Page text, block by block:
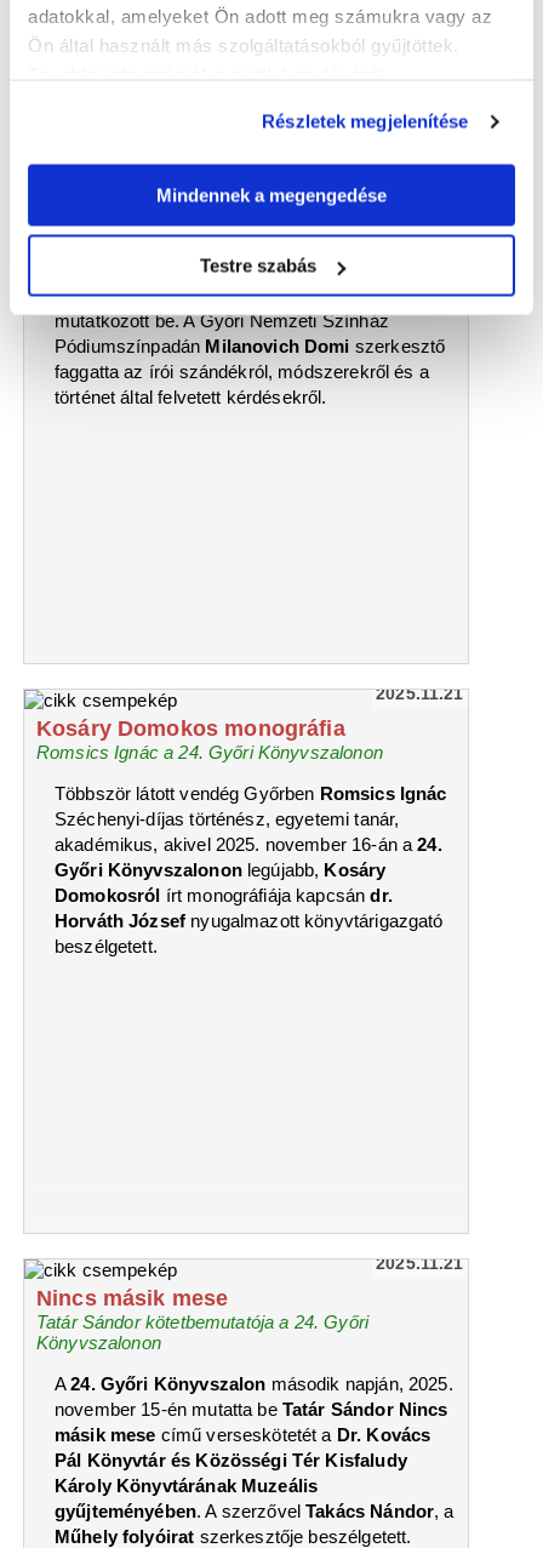
adatokkal, amelyeket Ön adott meg számukra vagy az
Ön által használt más szolgáltatásokból gyűjtöttek.
Részletek megjelenítése
Mindennek a megengedése
Testre szabás
2025.11.21
Távoli rokonok
Czakó Zsófia a 24. Győri Könyvszalonon – SzaSzi
Czakó Zsófia Távoli rokonokcímű kötete alig
pár hete jelent meg, és 2025. november 16-án a
24. Győri Könyvszalononmáris sikerrel
mutatkozott be. A Győri Nemzeti Színház
Pódiumszínpadán Milanovich Domi szerkesztő
faggatta az írói szándékról, módszerekről és a
történet által felvetett kérdésekről.
2025.11.21
Kosáry Domokos monográfia
Romsics Ignác a 24. Győri Könyvszalonon
Többször látott vendég Győrben Romsics Ignác
Széchenyi-díjas történész, egyetemi tanár,
akadémikus, akivel 2025. november 16-án a24.
Győri Könyvszalononlegújabb, Kosáry
Domokosról írt monográfiája kapcsándr.
Horváth József nyugalmazott könyvtárigazgató
beszélgetett.
2025.11.21
Nincs másik mese
Tatár Sándor kötetbemutatója a 24. Győri
Könyvszalonon
A24. Győri Könyvszalon második napján, 2025.
november 15-én mutatta be Tatár Sándor Nincs
másik mese című verseskötetét a Dr. Kovács
Pál Könyvtár és Közösségi Tér Kisfaludy
Károly Könyvtárának Muzeális
gyűjteményében. A szerzővelTakács Nándor, a
Műhely folyóirat szerkesztője beszélgetett.